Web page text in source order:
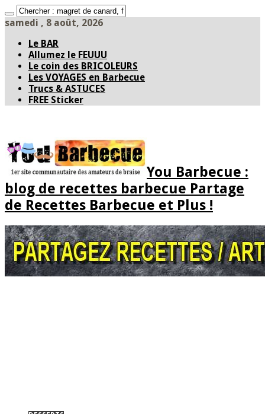
samedi , 8 août, 2026
Le BAR
Allumez le FEUUU
Le coin des BRICOLEURS
Les VOYAGES en Barbecue
Trucs & ASTUCES
FREE Sticker
You Barbecue :
blog de recettes barbecue Partage
de Recettes Barbecue et Plus !